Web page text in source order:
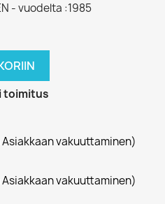
- vuodelta :1985
toimitus
vakuuttaminen)
vakuuttaminen)